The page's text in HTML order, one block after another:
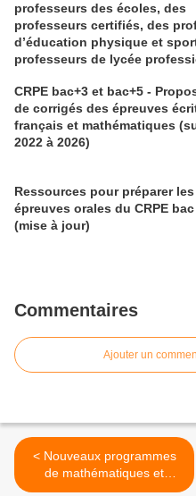
professeurs des écoles, des
professeurs certifiés, des
d’éducation physique et
professeurs de lycée
certaines sections
et des conseillers principaux
d’éducation (Bulletin officiel
n° 1 du 28 mai 2026)
CRPE bac+3 et bac+5 -
de corrigés des épreuves
français et mathématiques
2022 à 2026)
Ressources pour préparer les
épreuves orales du CRPE bac
(mise à jour)
Commentaires
Ajouter un
< Nouveaux programmes
de mathématiques et
ressources